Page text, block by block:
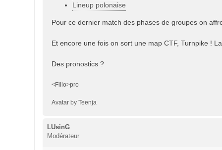
e
Lineup polonaise
Pour ce dernier match des phases de groupes on
Et encore une fois on sort une map CTF, Turnpike !
Des pronostics ?
<Fillo>pro
Avatar by Teenja
LUsinG
Modérateur